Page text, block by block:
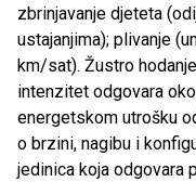
zbrinjavanje djeteta
ustajanjima); plivanje
km/sat). Žustro
intenzitet odgovara
energetskom utrošku
o brzini, nagibu i
jedinica koja odgovara